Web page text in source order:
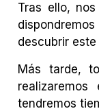
Tras ello,
descubrir
Más tarde,
tendremos